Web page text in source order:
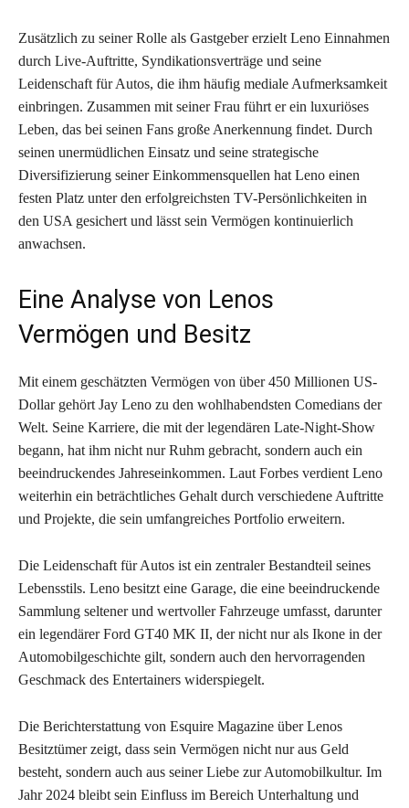
Zusätzlich zu seiner Rolle als Gastgeber erzielt Leno Einnahmen
durch Live-Auftritte, Syndikationsverträge und seine
Leidenschaft für Autos, die ihm häufig mediale Aufmerksamkeit
einbringen. Zusammen mit seiner Frau führt er ein luxuriöses
Leben, das bei seinen Fans große Anerkennung findet. Durch
seinen unermüdlichen Einsatz und seine strategische
Diversifizierung seiner Einkommensquellen hat Leno einen
festen Platz unter den erfolgreichsten TV-Persönlichkeiten in
den USA gesichert und lässt sein Vermögen kontinuierlich
anwachsen.
Eine Analyse von Lenos
Vermögen und Besitz
Mit einem geschätzten Vermögen von über 450 Millionen US-
Dollar gehört Jay Leno zu den wohlhabendsten Comedians der
Welt. Seine Karriere, die mit der legendären Late-Night-Show
begann, hat ihm nicht nur Ruhm gebracht, sondern auch ein
beeindruckendes Jahreseinkommen. Laut Forbes verdient Leno
weiterhin ein beträchtliches Gehalt durch verschiedene Auftritte
und Projekte, die sein umfangreiches Portfolio erweitern.
Die Leidenschaft für Autos ist ein zentraler Bestandteil seines
Lebensstils. Leno besitzt eine Garage, die eine beeindruckende
Sammlung seltener und wertvoller Fahrzeuge umfasst, darunter
ein legendärer Ford GT40 MK II, der nicht nur als Ikone in der
Automobilgeschichte gilt, sondern auch den hervorragenden
Geschmack des Entertainers widerspiegelt.
Die Berichterstattung von Esquire Magazine über Lenos
Besitztümer zeigt, dass sein Vermögen nicht nur aus Geld
besteht, sondern auch aus seiner Liebe zur Automobilkultur. Im
Jahr 2024 bleibt sein Einfluss im Bereich Unterhaltung und